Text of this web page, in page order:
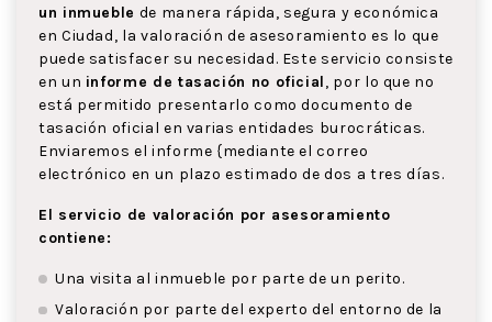
un inmueble de manera rápida, segura y económica
en Ciudad, la valoración de asesoramiento es lo que
puede satisfacer su necesidad. Este servicio consiste
en un informe de tasación no oficial, por lo que no
está permitido presentarlo como documento de
tasación oficial en varias entidades burocráticas.
Enviaremos el informe {mediante el correo
electrónico en un plazo estimado de dos a tres días.
El servicio de valoración por asesoramiento
contiene:
Una visita al inmueble por parte de un perito.
Valoración por parte del experto del entorno de la